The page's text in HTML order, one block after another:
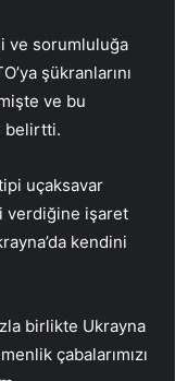
ve sorumluluğa
şükranlarını
ve bu
belirtti.
uçaksavar
verdiğine işaret
kendini
birlikte Ukrayna
çabalarımızı